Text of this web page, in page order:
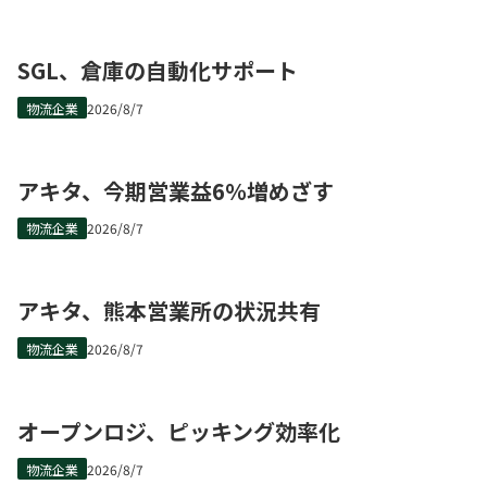
SGL、倉庫の自動化サポート
物流企業 2026/8/7
アキタ、今期営業益6％増めざす
物流企業 2026/8/7
アキタ、熊本営業所の状況共有
物流企業 2026/8/7
オープンロジ、ピッキング効率化
物流企業 2026/8/7